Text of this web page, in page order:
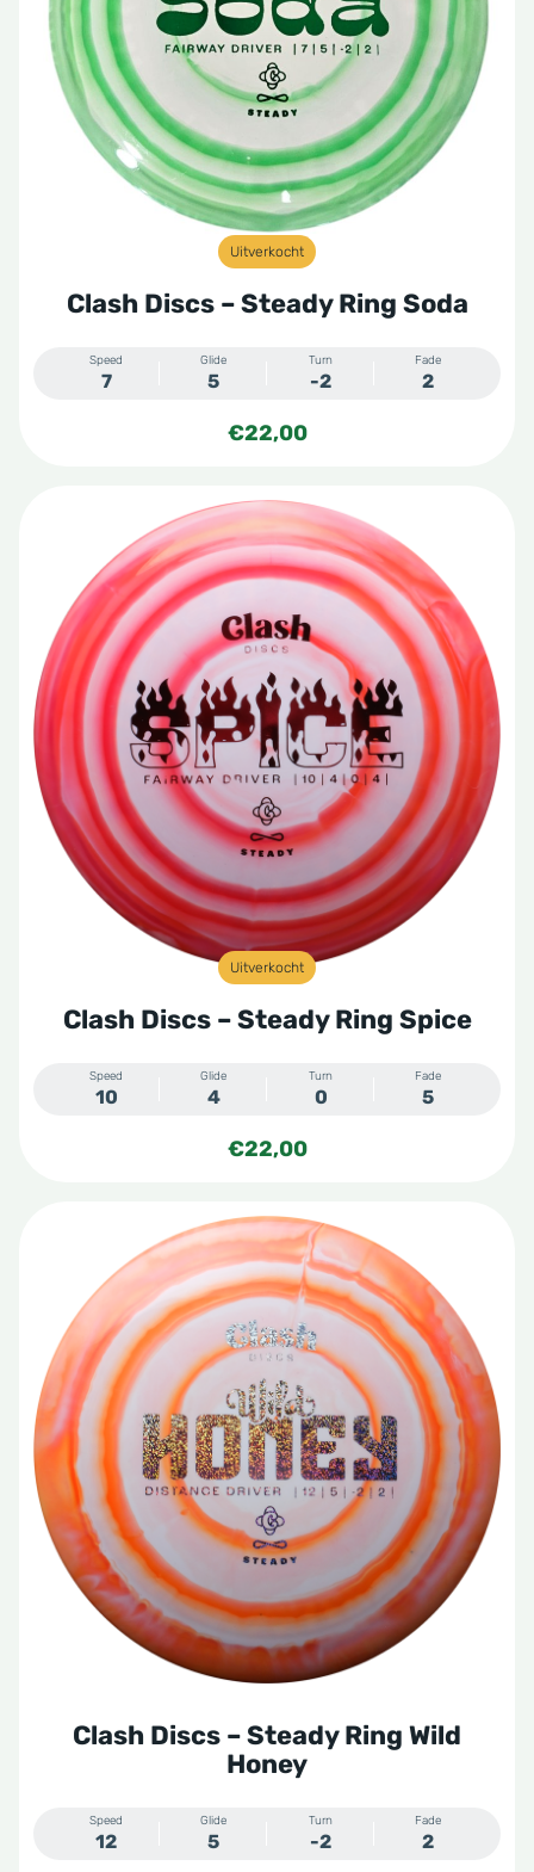
Uitverkocht
Clash Discs – Steady Ring Soda
Speed
7
Glide
5
Turn
-2
Fade
2
€22,00
Uitverkocht
Clash Discs – Steady Ring Spice
Speed
10
Glide
4
Turn
0
Fade
5
€22,00
Clash Discs – Steady Ring Wild
Honey
Speed
12
Glide
5
Turn
-2
Fade
2